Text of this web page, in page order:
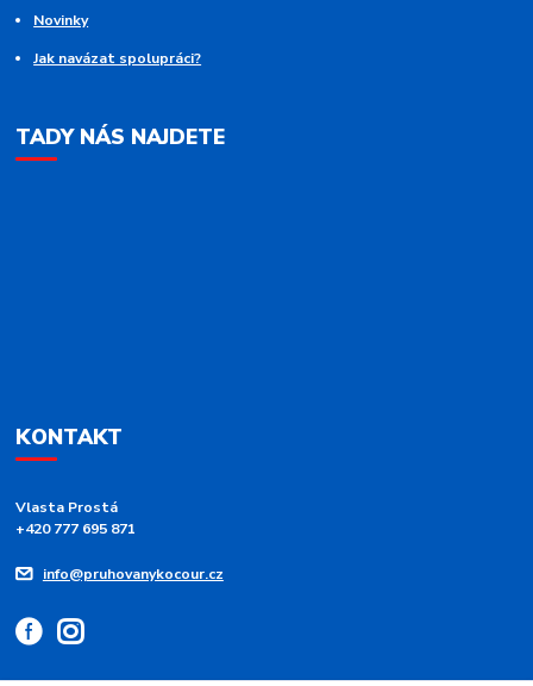
Novinky
Jak navázat spolupráci?
TADY NÁS NAJDETE
KONTAKT
Vlasta Prostá
+420 777 695 871
info@pruhovanykocour.cz